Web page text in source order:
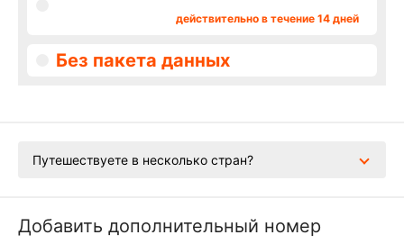
действительно в течение 14 дней
Без пакета данных
Путешествуете в несколько стран?
Добавить дополнительный номер